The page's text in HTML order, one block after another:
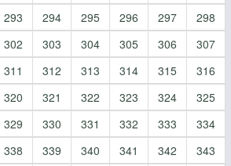
293 294 295 296 297
298
302 303 304 305 306
307
311 312 313 314 315
316
320 321 322 323 324
325
329 330 331 332 333
334
338 339 340 341 342
343